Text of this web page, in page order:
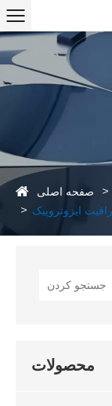
صفحه اصلی
ایزوتروپیک
محصولات